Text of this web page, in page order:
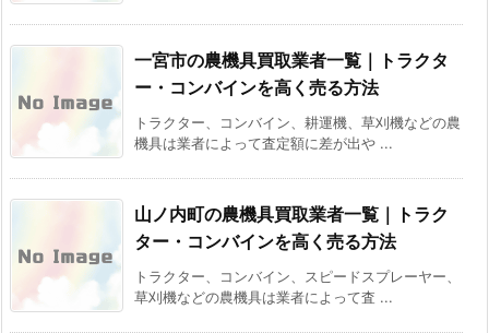
一宮市の農機具買取業者一覧｜トラクタ
ー・コンバインを高く売る方法
トラクター、コンバイン、耕運機、草刈機などの農
機具は業者によって査定額に差が出や ...
山ノ内町の農機具買取業者一覧｜トラク
ター・コンバインを高く売る方法
トラクター、コンバイン、スピードスプレーヤー、
草刈機などの農機具は業者によって査 ...